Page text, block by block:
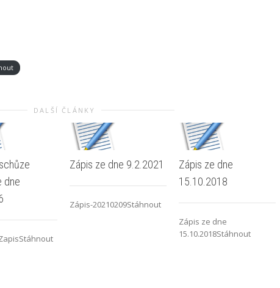
DALŠÍ ČLÁNKY
dne
Zápis ze dne 9.2.2021
Zápis-20210209Stáhnout
Zápis ze dne
15.10.2018
Zápis ze dne
15.10.2018Stáhnout